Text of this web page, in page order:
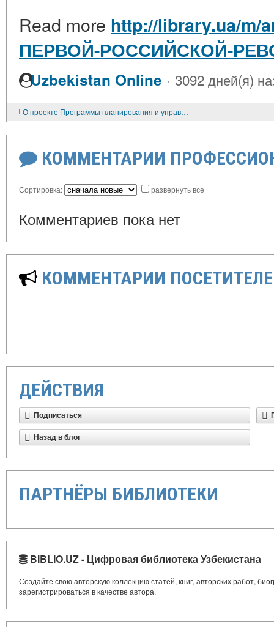
Read more http://library.ua/
ПЕРВОЙ-РОССИЙСКОЙ-
Uzbekistan Online · 3092 дней(я)
О проекте Программы планирования и управления эконмикой государством.
КОММЕНТАРИИ
Сортировка: развернуть все
Комментариев пока нет
КОММЕНТАРИИ
ДЕЙСТВИЯ
Подписаться
Назад в блог
ПАРТНЁРЫ БИБЛИОТЕКИ
BIBLIO.UZ - Цифровая библиотека Узбекистана
Создайте свою авторскую коллекцию статей, книг, авторских работ,
зарегистрироваться в качестве автора.